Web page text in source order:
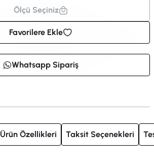
Ölçü Seçiniz
Favorilere Ekle
Whatsapp Sipariş
Ürün Özellikleri Taksit Seçenekleri